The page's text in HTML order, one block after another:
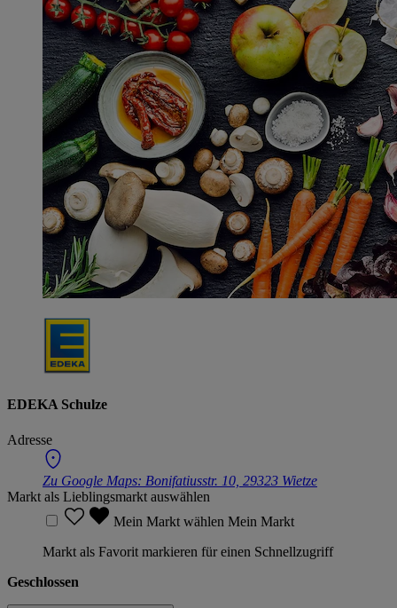
EDEKA Schulze
Adresse
Zu Google Maps: Bonifatiusstr. 10, 29323 Wietze
Markt als Lieblingsmarkt auswählen
Mein Markt wählen Mein Markt
Markt als Favorit markieren für einen Schnellzugriff
Geschlossen